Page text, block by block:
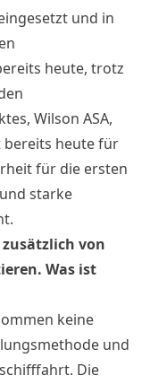
und in
heute, trotz
Wilson ASA,
heute für
für die ersten
starke
von
Was ist
keine
und
Die